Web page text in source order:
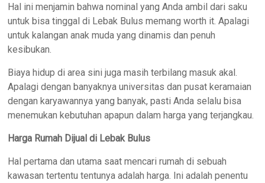
Hal ini menjamin bahwa nominal yang Anda ambil dari saku
untuk bisa tinggal di Lebak Bulus memang worth it. Apalagi
untuk kalangan anak muda yang dinamis dan penuh
kesibukan.
Biaya hidup di area sini juga masih terbilang masuk akal.
Apalagi dengan banyaknya universitas dan pusat keramaian
dengan karyawannya yang banyak, pasti Anda selalu bisa
menemukan kebutuhan apapun dalam harga yang terjangkau.
Harga Rumah Dijual di Lebak Bulus
Hal pertama dan utama saat mencari rumah di sebuah
kawasan tertentu tentunya adalah harga. Ini adalah penentu